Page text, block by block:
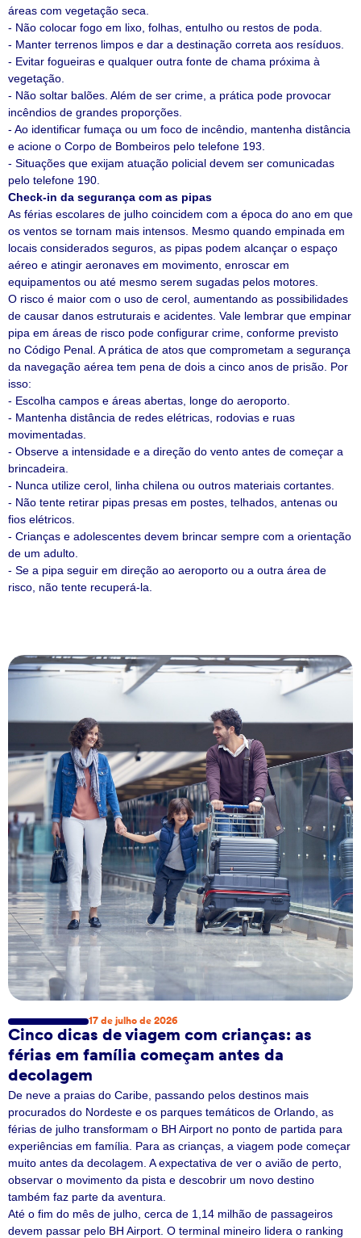
áreas com vegetação seca.
- Não colocar fogo em lixo, folhas, entulho ou restos de poda.
- Manter terrenos limpos e dar a destinação correta aos resíduos.
- Evitar fogueiras e qualquer outra fonte de chama próxima à
vegetação.
- Não soltar balões. Além de ser crime, a prática pode provocar
incêndios de grandes proporções.
- Ao identificar fumaça ou um foco de incêndio, mantenha distância
e acione o Corpo de Bombeiros pelo telefone 193.
- Situações que exijam atuação policial devem ser comunicadas
pelo telefone 190.
Check-in da segurança com as pipas
As férias escolares de julho coincidem com a época do ano em que
os ventos se tornam mais intensos. Mesmo quando empinada em
locais considerados seguros, as pipas podem alcançar o espaço
aéreo e atingir aeronaves em movimento, enroscar em
equipamentos ou até mesmo serem sugadas pelos motores.
O risco é maior com o uso de cerol, aumentando as possibilidades
de causar danos estruturais e acidentes. Vale lembrar que empinar
pipa em áreas de risco pode configurar crime, conforme previsto
no Código Penal. A prática de atos que comprometam a segurança
da navegação aérea tem pena de dois a cinco anos de prisão. Por
isso:
- Escolha campos e áreas abertas, longe do aeroporto.
- Mantenha distância de redes elétricas, rodovias e ruas
movimentadas.
- Observe a intensidade e a direção do vento antes de começar a
brincadeira.
- Nunca utilize cerol, linha chilena ou outros materiais cortantes.
- Não tente retirar pipas presas em postes, telhados, antenas ou
fios elétricos.
- Crianças e adolescentes devem brincar sempre com a orientação
de um adulto.
- Se a pipa seguir em direção ao aeroporto ou a outra área de
risco, não tente recuperá-la.
17 de julho de 2026
Cinco dicas de viagem com crianças: as
férias em família começam antes da
decolagem
De neve a praias do Caribe, passando pelos destinos mais
procurados do Nordeste e os parques temáticos de Orlando, as
férias de julho transformam o BH Airport no ponto de partida para
experiências em família. Para as crianças, a viagem pode começar
muito antes da decolagem. A expectativa de ver o avião de perto,
observar o movimento da pista e descobrir um novo destino
também faz parte da aventura.
Até o fim do mês de julho, cerca de 1,14 milhão de passageiros
devem passar pelo BH Airport. O terminal mineiro lidera o ranking